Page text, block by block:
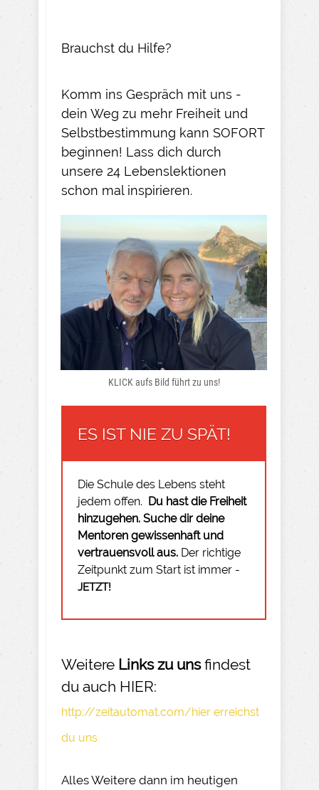
Brauchst du Hilfe?
Komm ins Gespräch mit uns -
dein Weg zu mehr Freiheit und
Selbstbestimmung kann SOFORT
beginnen! Lass dich durch
unsere 24 Lebenslektionen
schon mal inspirieren.
KLICK aufs Bild führt zu uns!
ES IST NIE ZU SPÄT!
Die Schule des Lebens steht
jedem offen. Du hast die Freiheit
hinzugehen. Suche dir deine
Mentoren gewissenhaft und
vertrauensvoll aus. Der richtige
Zeitpunkt zum Start ist immer -
JETZT!
Weitere Links zu unsfindest
du auch HIER:
http://zeitautomat.com/hier erreichst
du uns
Alles Weitere dann im heutigen